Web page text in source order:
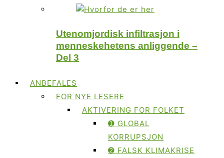
Utenomjordisk infiltrasjon i
menneskehetens anliggende –
Del 3
ANBEFALES
FOR NYE LESERE
AKTIVERING FOR FOLKET
➊ GLOBAL
KORRUPSJON
➋ FALSK KLIMAKRISE